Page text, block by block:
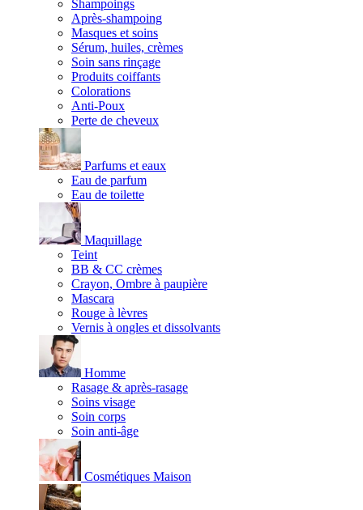
Shampoings
Après-shampoing
Masques et soins
Sérum, huiles, crèmes
Soin sans rinçage
Produits coiffants
Colorations
Anti-Poux
Perte de cheveux
Parfums et eaux
Eau de parfum
Eau de toilette
Maquillage
Teint
BB & CC crèmes
Crayon, Ombre à paupière
Mascara
Rouge à lèvres
Vernis à ongles et dissolvants
Homme
Rasage & après-rasage
Soins visage
Soin corps
Soin anti-âge
Cosmétiques Maison